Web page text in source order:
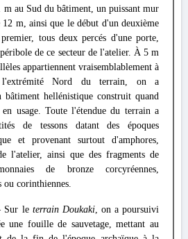
au Sud du bâtiment, un puissant mur
m, ainsi que le début d'un deuxième
tous deux percés d'une porte,
de ce secteur de l'atelier. À 5 m
appartiennent vraisemblablement à
Nord du terrain, on a
hellénistique construit quand
usage. Toute l'étendue du terrain a
de tessons datant des époques
et provenant surtout d'amphores,
l'atelier, ainsi que des fragments de
de bronze corcyréennes,
ou corinthiennes.
le terrain Doukaki, on a poursuivi
une fouille de sauvetage, mettant au